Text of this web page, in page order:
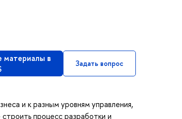
материалы в
Задать вопрос
и к разным уровням управления,
процесс разработки и